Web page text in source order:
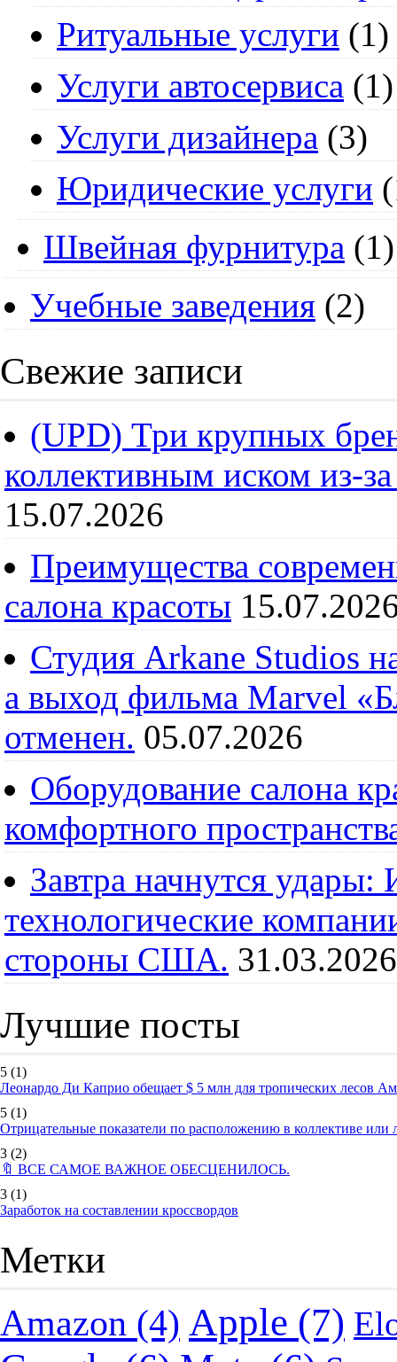
Ритуальные услуги (1)
Услуги автосервиса (1)
Услуги дизайнера (3)
Юридические услуги
Швейная фурнитура (1)
Учебные заведения (2)
Свежие записи
(UPD) Три крупных
коллективным иском из-
15.07.2026
Преимущества
салона красоты
Студия Arkane Studios
а выход фильма Marvel
отменен. 05.07.2026
Оборудование салона
комфортного
Завтра начнутся
технологические
стороны США. 31.03.2026
Лучшие посты
5 (1)
Леонардо Ди Каприо обещает $ 5 млн для тропических лесов
5 (1)
Отрицательные показатели по расположению в коллективе
3 (2)
🔖 ВСЕ САМОЕ ВАЖНОЕ ОБЕСЦЕНИЛОСЬ.
3 (1)
Заработок на составлении кроссвордов
Метки
Amazon (4) Apple (7)